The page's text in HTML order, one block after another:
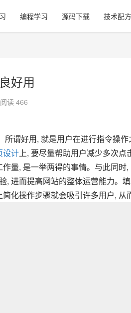
编程学习 源码下载 技术配方
好用
阅读 466
所谓好用, 就是用户在进行指令操
设计上, 要尽量帮助用户减少多次
量, 是一举两得的事情。与此同
, 进而提高网站的整体运营能力。
化操作步骤就会吸引许多用户, 从